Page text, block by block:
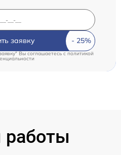
заявку
Вы соглашаетесь c политикой